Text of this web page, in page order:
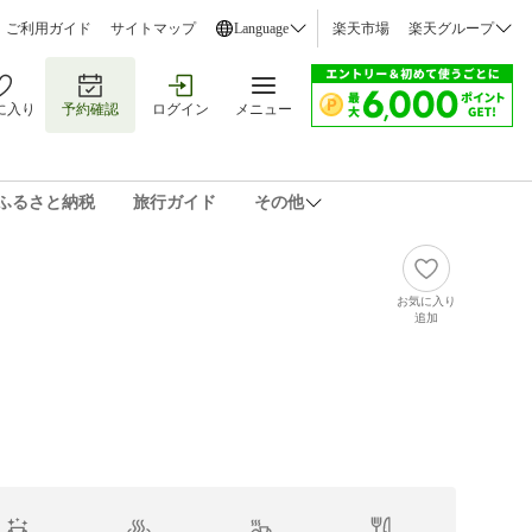
ご利用ガイド サイトマップ Language 楽天市場 楽天グループ
入り 予約確認 ログイン メニュー
るさと納税 旅行ガイド その他
お気に入り
追加